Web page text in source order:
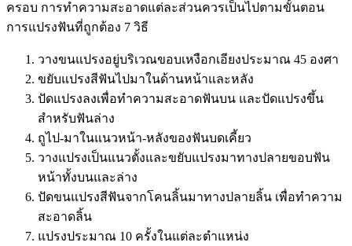
ครอบ การทำความสะอาดแต่ละส่วนควรเป็นไปตามขั้นตอน
การแปรงฟันที่ถูกต้อง 7 วิธี
วางขนแปรงอยู่บริเวณขอบเหงือกเอียงประมาณ 45 องศา
ขยับแปรงสีฟันไปมาในด้านหน้าและหลัง
ปัดแปรงลงเพื่อทำความสะอาดฟันบน และปัดแปรงขึ้น
สำหรับฟันล่าง
ถูไป-มาในแนวหน้า-หลังของฟันบดเคี้ยว
วางแปรงเป็นแนวตั้งและขยับแปรงมาทางปลายขอบฟัน
หน้าทั้งบนและล่าง
ปัดขนแปรงสีฟันจากโคนลิ้นมาทางปลายลิ้น เพื่อทำความ
สะอาดลิ้น
แปรงประมาณ 10 ครั้งในแต่ละตำแหน่ง